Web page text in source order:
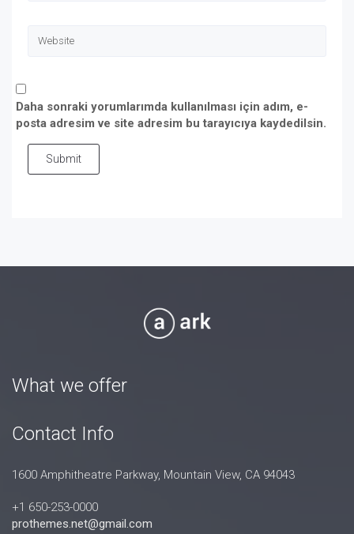
Daha sonraki yorumlarımda kullanılması için adım, e-
posta adresim ve site adresim bu tarayıcıya kaydedilsin.
Submit
What we offer
Contact Info
1600 Amphitheatre Parkway, Mountain View, CA 94043
+1 650-253-0000
prothemes.net@gmail.com